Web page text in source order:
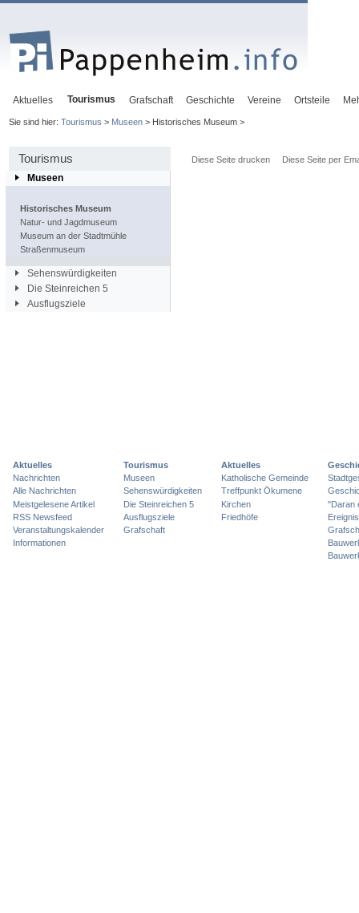
Aktuelles Tourismus Grafschaft Geschichte Vereine Ortsteile
Sie sind hier: Tourismus > Museen> Historisches Museum >
Tourismus
Museen
Historisches Museum
Natur- und Jagdmuseum
Museum an der Stadtmühle
Straßenmuseum
Sehenswürdigkeiten
Die Steinreichen 5
Ausflugsziele
Diese Seite drucken Diese Seite per
Aktuelles
Nachrichten
Alle Nachrichten
Meistgelesene Artikel
RSS Newsfeed
Veranstaltungskalender
Informationen
Tourismus
Museen
Sehenswürdigkeiten
Die Steinreichen 5
Ausflugsziele
Grafschaft
Aktuelles
Katholische Gemeinde
Treffpunkt Ökumene
Kirchen
Friedhöfe
"Daran